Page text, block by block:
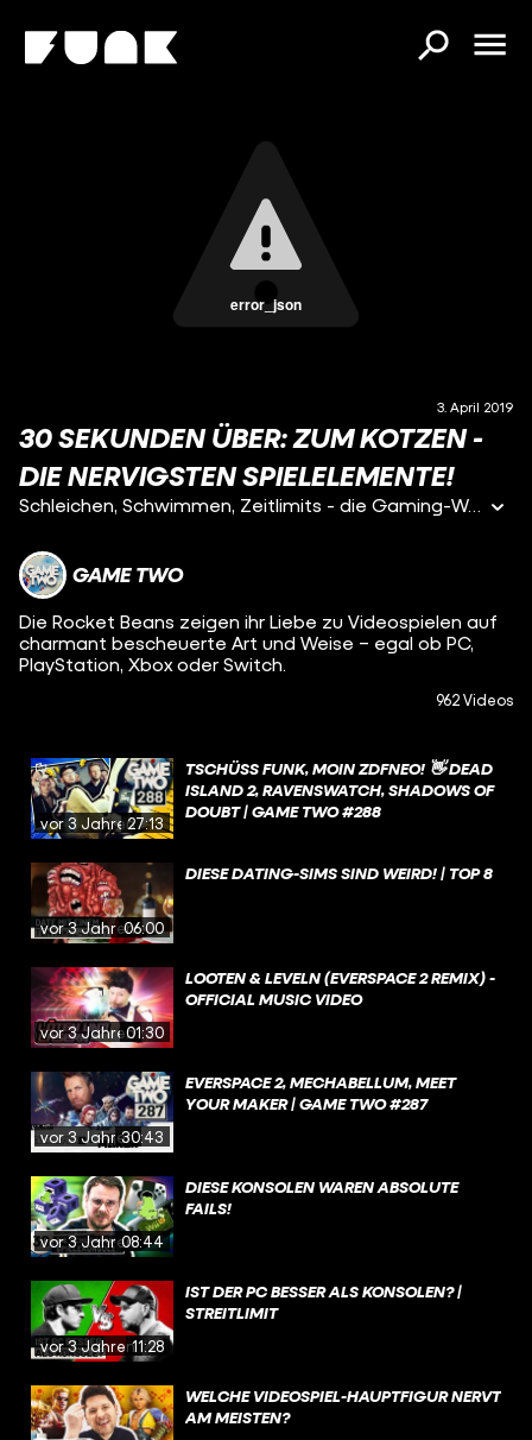
error_json
3. April 2019
30 SEKUNDEN ÜBER: ZUM KOTZEN -
DIE NERVIGSTEN SPIELELEMENTE!
Schleichen, Schwimmen, Zeitlimits - die Gaming-Welt ist voll von Elementen, die längst nicht jeden Zockgeschmack treffen. Was die einen feiern, ist für die anderen die ultimative Nervscheiße aus Kotzhölle. Entsprechend haben wir bei den G2lern mal rumgefragt, welche Spielmechaniken ihnen persönlich ganz besonders auf den Senkel gehen. Und so viel sei versprechen: da ist so einiges dabei!
GAME TWO
Die Rocket Beans zeigen ihr Liebe zu Videospielen auf
charmant bescheuerte Art und Weise – egal ob PC,
PlayStation, Xbox oder Switch.
962 Videos
vor 3 Jahren27:13
TSCHÜSS FUNK, MOIN ZDFNEO! 👋 DEAD
ISLAND 2, RAVENSWATCH, SHADOWS OF
DOUBT | GAME TWO #288
vor 3 Jahren06:00
DIESE DATING-SIMS SIND WEIRD! | TOP 8
vor 3 Jahren01:30
LOOTEN & LEVELN (EVERSPACE 2 REMIX) -
OFFICIAL MUSIC VIDEO
vor 3 Jahren30:43
EVERSPACE 2, MECHABELLUM, MEET
YOUR MAKER | GAME TWO #287
vor 3 Jahren08:44
DIESE KONSOLEN WAREN ABSOLUTE
FAILS!
vor 3 Jahren11:28
IST DER PC BESSER ALS KONSOLEN? |
STREITLIMIT
WELCHE VIDEOSPIEL-HAUPTFIGUR NERVT
AM MEISTEN?